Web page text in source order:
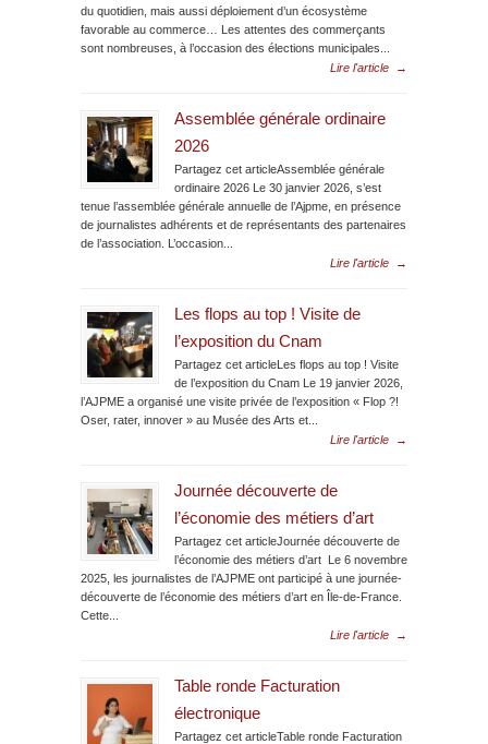
du quotidien, mais aussi déploiement d’un écosystème
favorable au commerce… Les attentes des commerçants
sont nombreuses, à l’occasion des élections municipales...
Lire l'article
→
Assemblée générale ordinaire
2026
Partagez cet articleAssemblée générale
ordinaire 2026 Le 30 janvier 2026, s’est
tenue l’assemblée générale annuelle de l’Ajpme, en présence
de journalistes adhérents et de représentants des partenaires
de l’association. L’occasion...
Lire l'article
→
Les flops au top ! Visite de
l’exposition du Cnam
Partagez cet articleLes flops au top ! Visite
de l’exposition du Cnam Le 19 janvier 2026,
l’AJPME a organisé une visite privée de l’exposition « Flop ?!
Oser, rater, innover » au Musée des Arts et...
Lire l'article
→
Journée découverte de
l’économie des métiers d’art
Partagez cet articleJournée découverte de
l’économie des métiers d’art Le 6 novembre
2025, les journalistes de l’AJPME ont participé à une journée-
découverte de l’économie des métiers d’art en Île-de-France.
Cette...
Lire l'article
→
Table ronde Facturation
électronique
Partagez cet articleTable ronde Facturation